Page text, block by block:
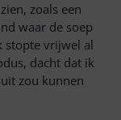
zoals een
waar de soep
stopte vrijwel al
dacht dat ik
zou kunnen